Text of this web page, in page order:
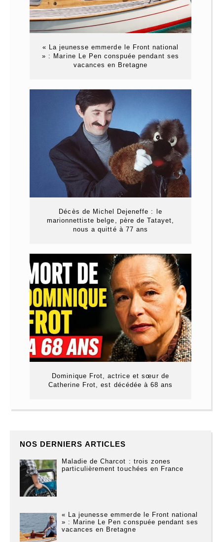
« La jeunesse emmerde le Front national
» : Marine Le Pen conspuée pendant ses
vacances en Bretagne
Décès de Michel Dejeneffe : le
marionnettiste belge, père de Tatayet,
nous a quitté à 77 ans
Dominique Frot, actrice et sœur de
Catherine Frot, est décédée à 68 ans
NOS DERNIERS ARTICLES
Maladie de Charcot : trois zones
particulièrement touchées en France
« La jeunesse emmerde le Front national
» : Marine Le Pen conspuée pendant ses
vacances en Bretagne